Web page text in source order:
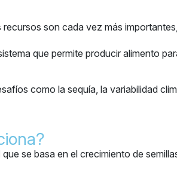
son cada vez más
que permite producir alimento
como la sequía, la variabilidad
se basa en el crecimiento de